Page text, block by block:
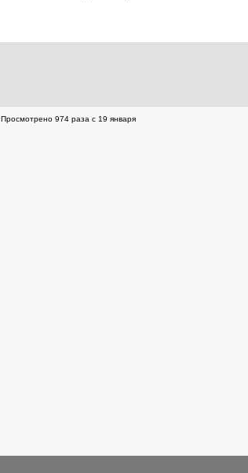
Просмотрено 974 раза с 19 января